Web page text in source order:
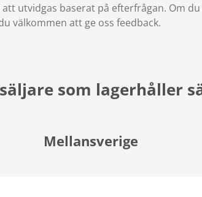
utvidgas baserat på efterfrågan. Om
välkommen att ge oss feedback.
som lagerhåller
Mellansverige